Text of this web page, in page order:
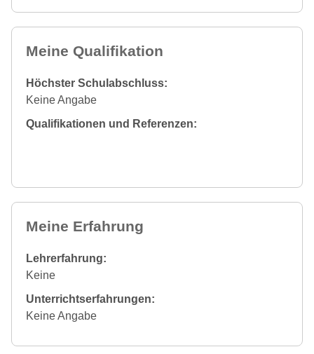
Meine Qualifikation
Höchster Schulabschluss:
Keine Angabe
Qualifikationen und Referenzen:
Meine Erfahrung
Lehrerfahrung:
Keine
Unterrichtserfahrungen:
Keine Angabe